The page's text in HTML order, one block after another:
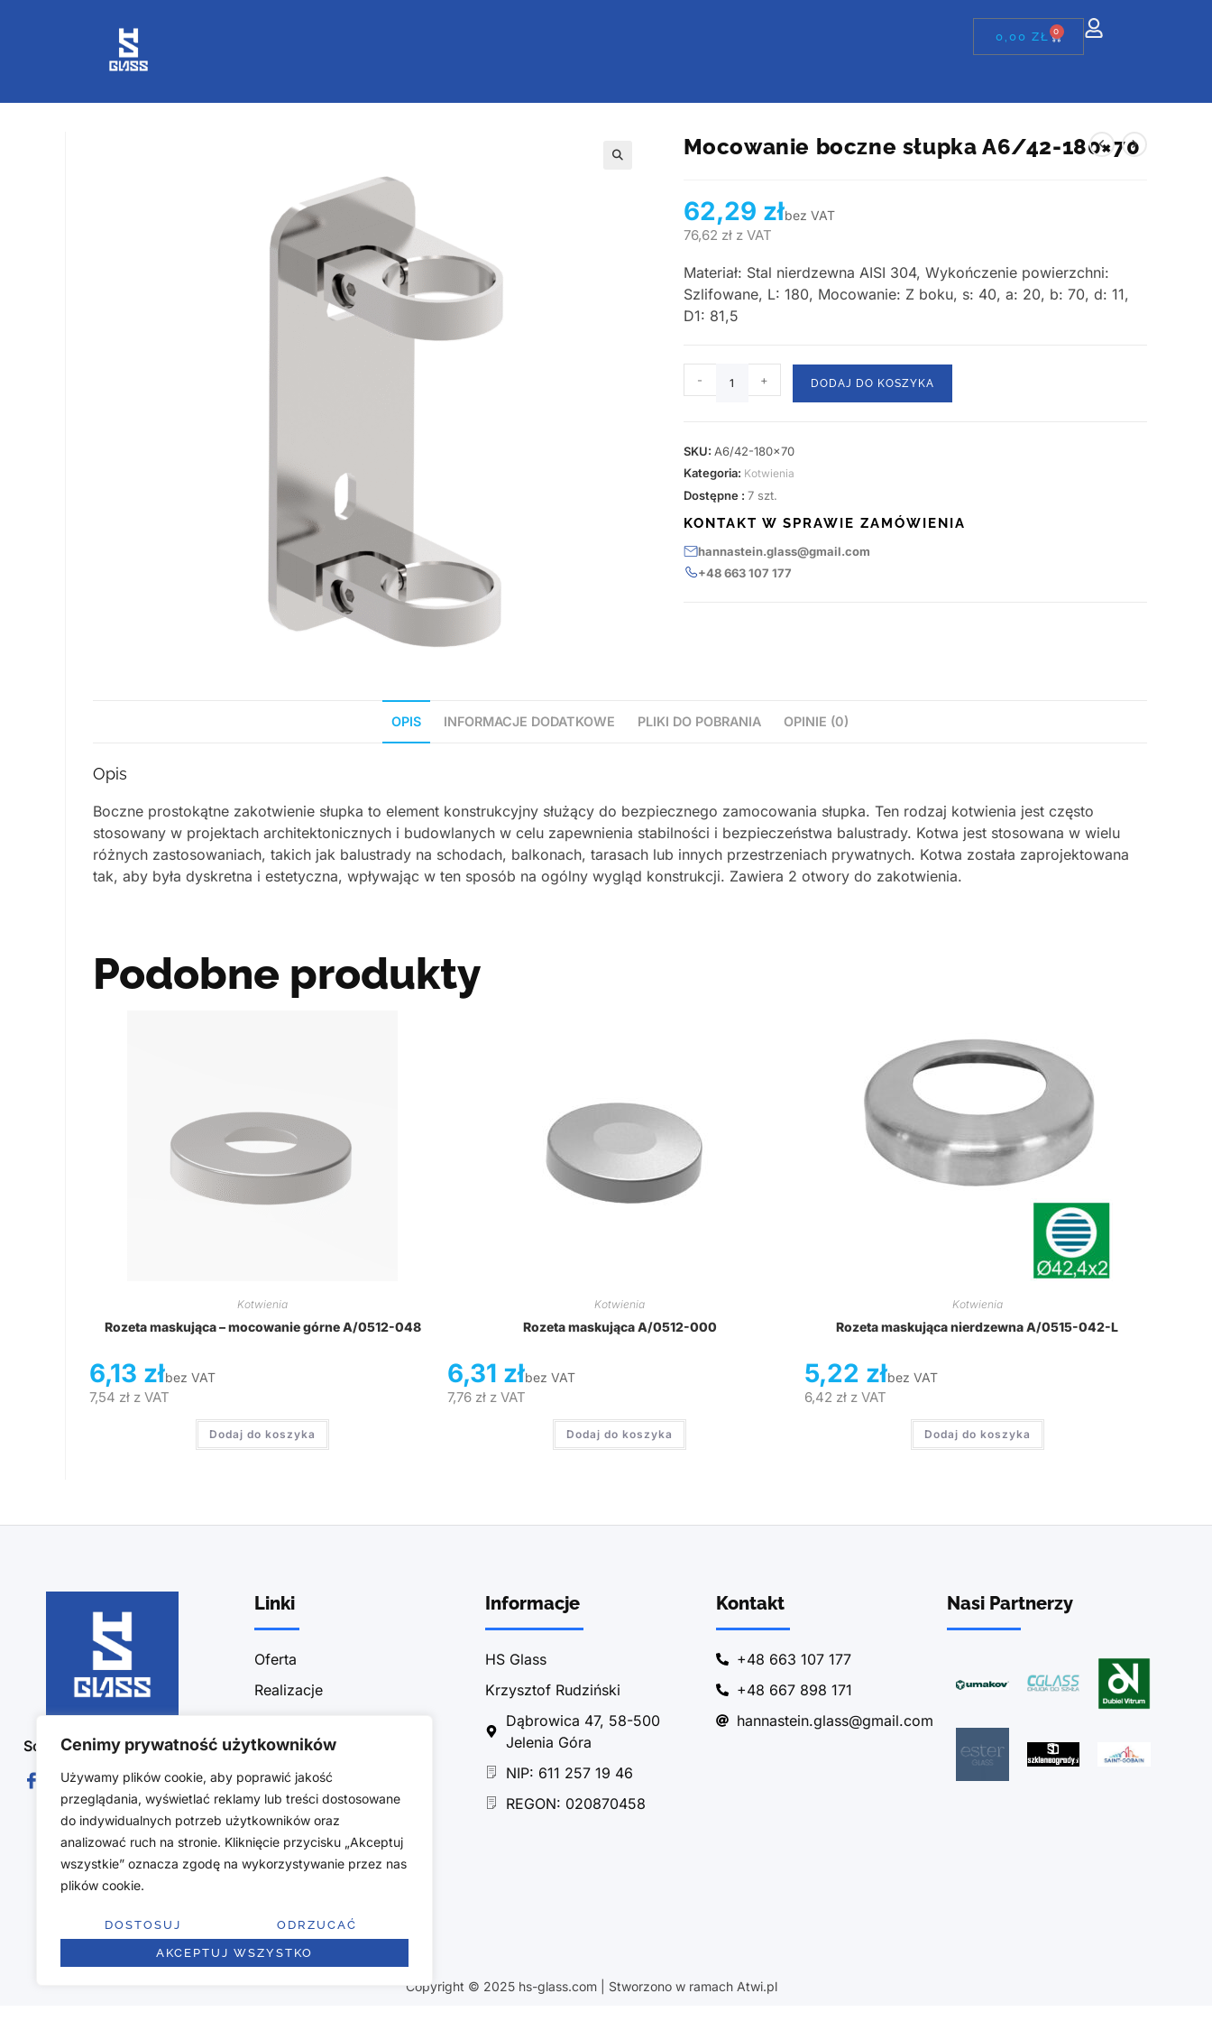
Cenimy prywatność użytkowników
Używamy plików cookie, aby poprawić jakość
przeglądania, wyświetlać reklamy lub treści dostosowane
do indywidualnych potrzeb użytkowników oraz
analizować ruch na stronie. Kliknięcie przycisku „Akceptuj
wszystkie” oznacza zgodę na wykorzystywanie przez nas
plików cookie.
DOSTOSUJ ODRZUCAĆ
AKCEPTUJ WSZYSTKO
0,00ZŁ 0
Mocowanie boczne słupka A6/42-180×70
62,29 złbez VAT
76,62 złz VAT
Materiał: Stal nierdzewna AISI 304, Wykończenie powierzchni:
Szlifowane, L: 180, Mocowanie: Z boku, s: 40, a: 20, b: 70, d: 11,
D1: 81,5
- + DODAJ DO KOSZYKA
SKU: A6/42-180x70
Kategoria: Kotwienia
Dostępne : 7 szt.
KONTAKT W SPRAWIE ZAMÓWIENIA
hannastein.glass@gmail.com
+48 663 107 177
OPIS INFORMACJE DODATKOWE PLIKI DO POBRANIA OPINIE (0)
Opis
Boczne prostokątne zakotwienie słupka to element konstrukcyjny służący do bezpiecznego zamocowania słupka. Ten rodzaj kotwienia jest często
stosowany w projektach architektonicznych i budowlanych w celu zapewnienia stabilności i bezpieczeństwa balustrady. Kotwa jest stosowana w wielu
różnych zastosowaniach, takich jak balustrady na schodach, balkonach, tarasach lub innych przestrzeniach prywatnych. Kotwa została zaprojektowana
tak, aby była dyskretna i estetyczna, wpływając w ten sposób na ogólny wygląd konstrukcji. Zawiera 2 otwory do zakotwienia.
Podobne produkty
Kotwienia
Rozeta maskująca – mocowanie górne A/0512-048
6,13 złbez VAT
7,54 zł z VAT
Dodaj do koszyka
Kotwienia
Rozeta maskująca A/0512-000
6,31 złbez VAT
7,76 złz VAT
Dodaj do koszyka
Kotwienia
Rozeta maskująca nierdzewna A/0515-042-L
5,22 złbez VAT
6,42 złz VAT
Dodaj do koszyka
Social Media :
Linki
Oferta
Realizacje
Blog
Kontakt
Polityka prywatności
Obszar działalności
Regulamin sklepu
Informacje
HS Glass
Krzysztof Rudziński
Dąbrowica 47, 58-500
Jelenia Góra
NIP: 611 257 19 46
REGON: 020870458
Kontakt
+48 663 107 177
+48 667 898 171
hannastein.glass@gmail.com
Nasi Partnerzy
Copyright © 2025 hs-glass.com | Stworzono w ramach Atwi.pl